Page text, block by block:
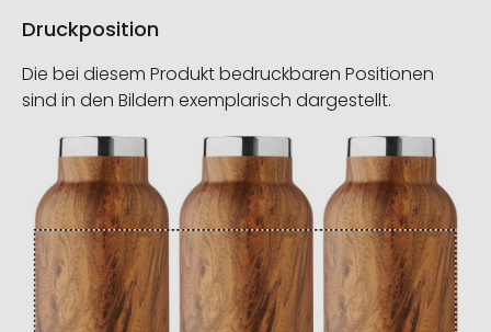
Druckposition
Die bei diesem Produkt bedruckbaren Positionen
sind in den Bildern exemplarisch dargestellt.